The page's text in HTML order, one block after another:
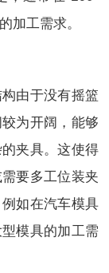
加工需求。
构由于没有摇篮
为开阔，能够
夹具。这使得
要多工位装夹
如在汽车模具
模具的加工需